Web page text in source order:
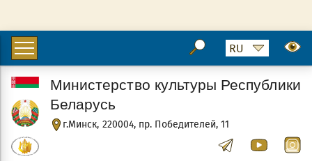
г.Минск, 220004, пр. Победителей, 11
Министерство культуры Республики
Беларусь